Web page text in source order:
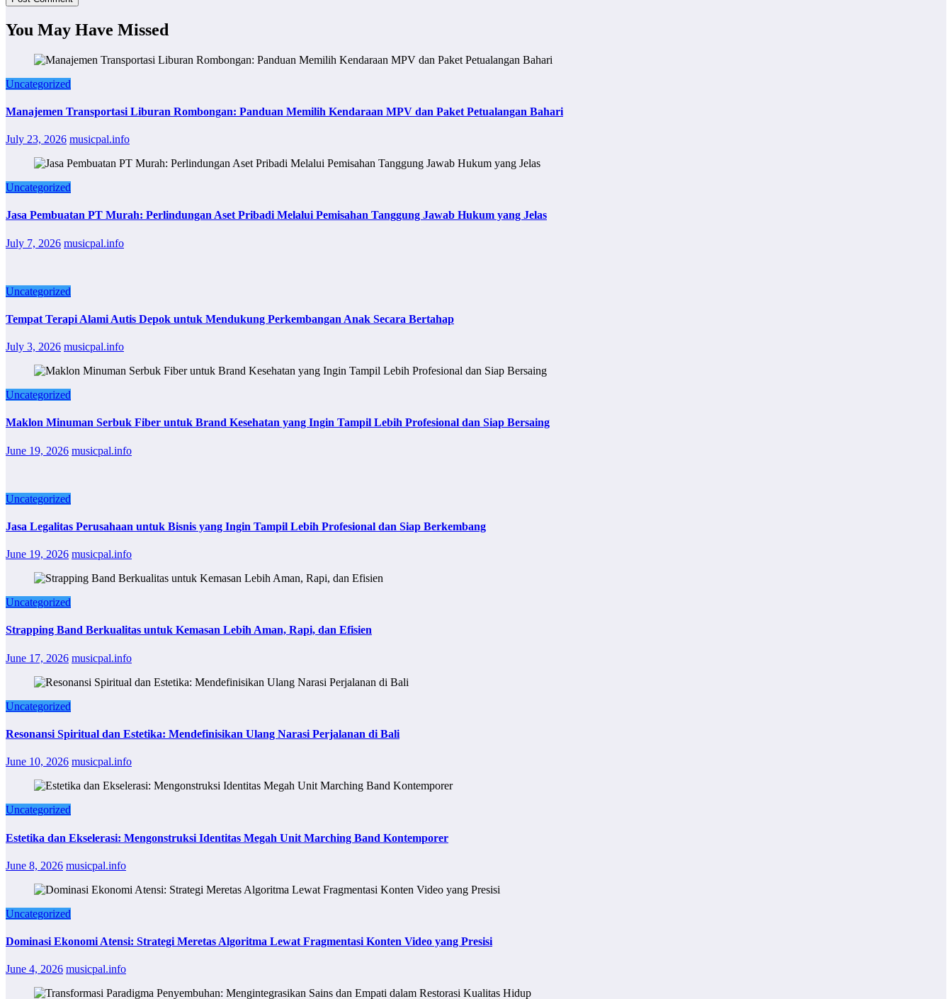
You May Have Missed
Uncategorized
Manajemen Transportasi Liburan Rombongan: Panduan Memilih Kendaraan MPV dan Paket Petualangan Bahari
July 23, 2026 musicpal.info
Uncategorized
Jasa Pembuatan PT Murah: Perlindungan Aset Pribadi Melalui Pemisahan Tanggung Jawab Hukum yang Jelas
July 7, 2026 musicpal.info
Uncategorized
Tempat Terapi Alami Autis Depok untuk Mendukung Perkembangan Anak Secara Bertahap
July 3, 2026 musicpal.info
Uncategorized
Maklon Minuman Serbuk Fiber untuk Brand Kesehatan yang Ingin Tampil Lebih Profesional dan Siap Bersaing
June 19, 2026 musicpal.info
Uncategorized
Jasa Legalitas Perusahaan untuk Bisnis yang Ingin Tampil Lebih Profesional dan Siap Berkembang
June 19, 2026 musicpal.info
Uncategorized
Strapping Band Berkualitas untuk Kemasan Lebih Aman, Rapi, dan Efisien
June 17, 2026 musicpal.info
Uncategorized
Resonansi Spiritual dan Estetika: Mendefinisikan Ulang Narasi Perjalanan di Bali
June 10, 2026 musicpal.info
Uncategorized
Estetika dan Ekselerasi: Mengonstruksi Identitas Megah Unit Marching Band Kontemporer
June 8, 2026 musicpal.info
Uncategorized
Dominasi Ekonomi Atensi: Strategi Meretas Algoritma Lewat Fragmentasi Konten Video yang Presisi
June 4, 2026 musicpal.info